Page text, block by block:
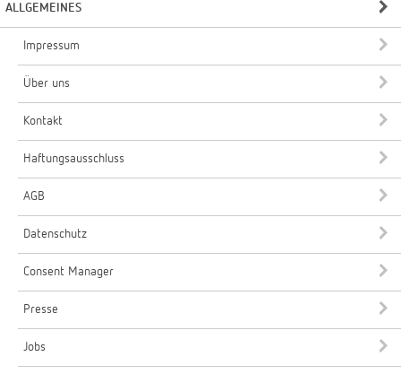
ALLGEMEINES
Impressum
Über uns
Kontakt
Haftungsausschluss
AGB
Datenschutz
Consent Manager
Presse
Jobs